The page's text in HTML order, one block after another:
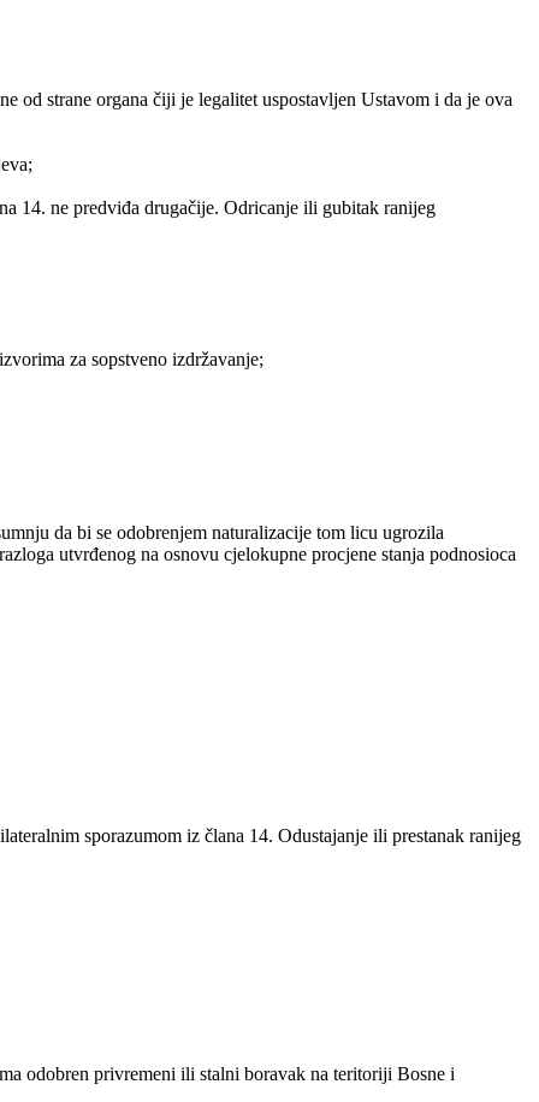
od strane organa čiji je legalitet uspostavljen Ustavom i da je ova
14. ne predviđa drugačije. Odricanje ili gubitak ranijeg
za sopstveno izdržavanje;
da bi se odobrenjem naturalizacije tom licu ugrozila
utvrđenog na osnovu cjelokupne procjene stanja podnosioca
sporazumom iz člana 14. Odustajanje ili prestanak ranijeg
odobren privremeni ili stalni boravak na teritoriji Bosne i